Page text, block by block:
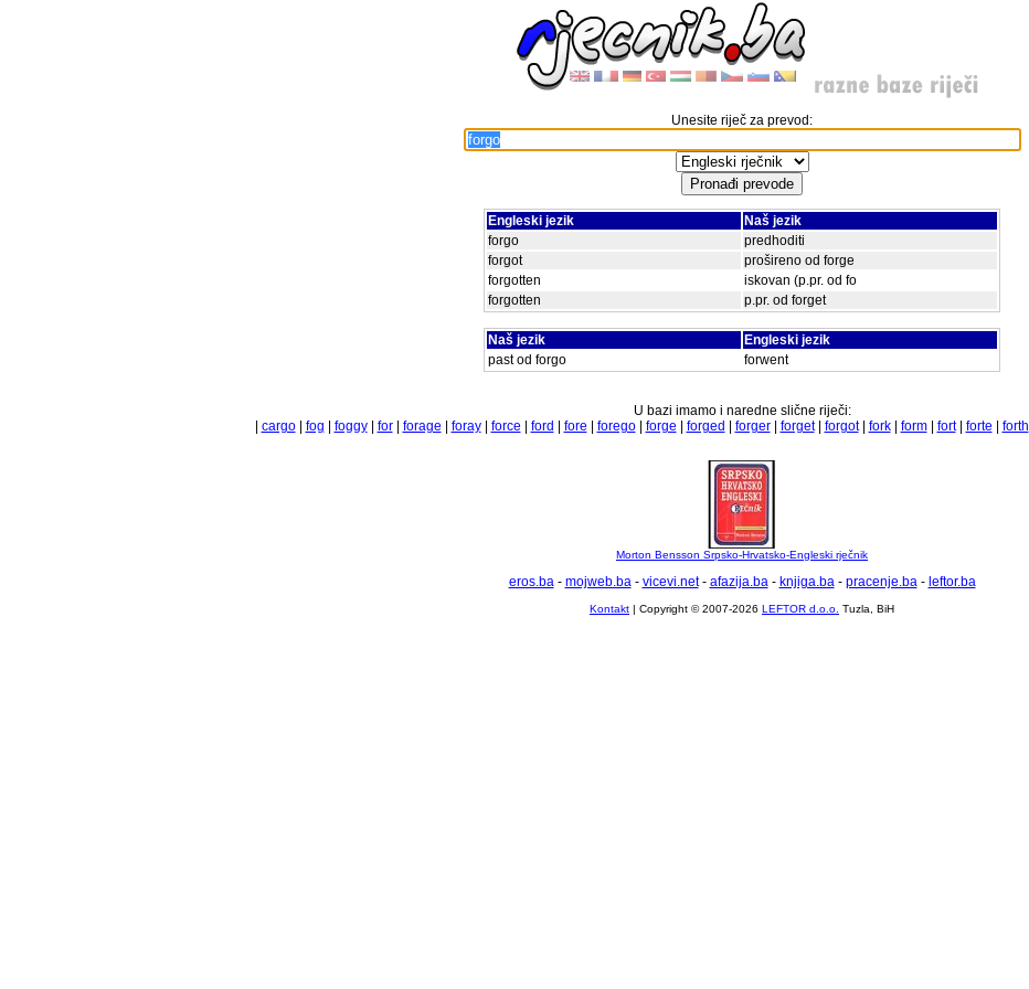
Unesite riječ za prevod:
Engleski jezik
Naš jezik
forgo
predhoditi
forgot
prošireno od forge
forgotten
iskovan (p.pr. od fo
forgotten
p.pr. od forget
Naš jezik
Engleski jezik
past od forgo
forwent
U bazi imamo i naredne slične riječi:
cargo| fog foggy| for| forage foray| force ford fore forego| forge forged forger| forget| forgot| fork| form| fort| forte forth
Morton Bensson Srpsko-Hrvatsko-Engleski rječnik
eros.ba- mojweb.ba- vicevi.net- afazija.ba- knjiga.ba- pracenje.ba- leftor.ba
Kontakt | Copyright © 2007-2026 LEFTOR d.o.o. Tuzla, BiH